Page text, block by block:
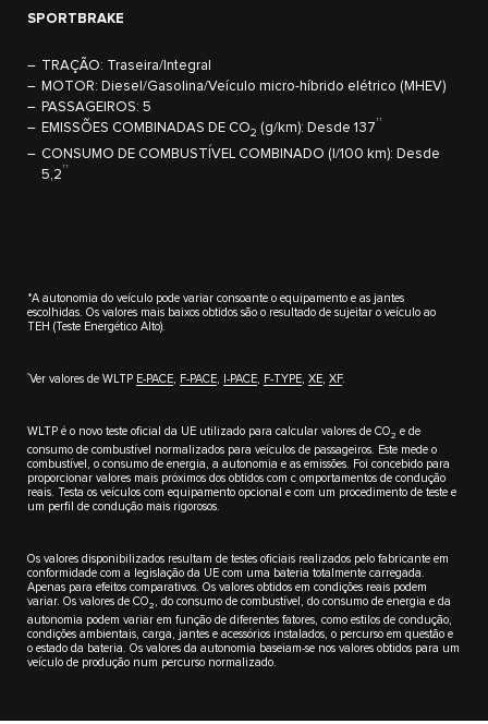
SPORTBRAKE
TRAÇÃO: Traseira/Integral
MOTOR: Diesel/Gasolina/Veículo micro-híbrido elétrico (MHEV)
PASSAGEIROS: 5
EMISSÕES COMBINADAS DE CO2 (g/km): Desde 137††
CONSUMO DE COMBUSTÍVEL COMBINADO (l/100 km): Desde
5,2††
*A autonomia do veículo pode variar consoante o equipamento e as jantes
escolhidas. Os valores mais baixos obtidos são o resultado de sujeitar o veículo ao
TEH (Teste Energético Alto).
††Ver valores de WLTP E-PACE F-PACE I-PACE F-TYPE XE XF.
WLTP é o novo teste oficial da UE utilizado para calcular valores de CO2 e de
consumo de combustível normalizados para veículos de passageiros. Este mede o
combustível, o consumo de energia, a autonomia e as emissões. Foi concebido para
proporcionar valores mais próximos dos obtidos com c omportamentos de condução
reais. Testa os veículos com equipamento opcional e com um procedimento de teste e
um perfil de condução mais rigorosos.
Os valores disponibilizados resultam de testes oficiais realizados pelo fabricante em
conformidade com a legislação da UE com uma bateria totalmente carregada.
Apenas para efeitos comparativos. Os valores obtidos em condições reais podem
variar. Os valores de CO2, do consumo de combustível, do consumo de energia e da
autonomia podem variar em função de diferentes fatores, como estilos de condução,
condições ambientais, carga, jantes e acessórios instalados, o percurso em questão e
o estado da bateria. Os valores da autonomia baseiam-se nos valores obtidos para um
veículo de produção num percurso normalizado.